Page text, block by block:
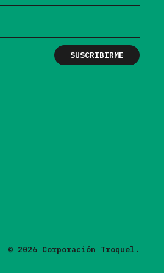
© 2026 Corporación Troquel.